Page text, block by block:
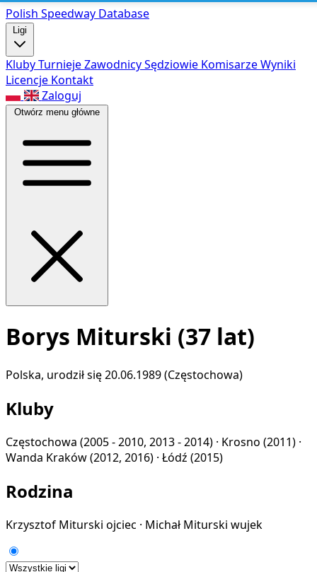
Polish Speedway Database
Ligi
KlubyTurniejeZawodnicySędziowie KomisarzeWyniki
Licencje Kontakt
Zaloguj
Otwórz menu główne
Borys Miturski (37 lat)
Polska, urodził się 20.06.1989 (Częstochowa)
Kluby
Częstochowa (2005 - 2010, 2013 - 2014) · Krosno (2011) ·
Wanda Kraków(2012, 2016) · Łódź (2015)
Rodzina
Krzysztof Miturski ojciec · Michał Miturski wujek